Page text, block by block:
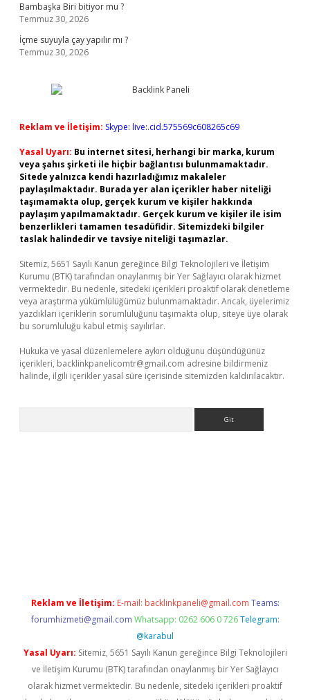
Bambaşka Biri bitiyor mu ?
Temmuz 30, 2026
İçme suyuyla çay yapılır mı ?
Temmuz 30, 2026
Reklam ve İletişim: Skype: live:.cid.575569c608265c69
Yasal Uyarı: Bu internet sitesi, herhangi bir marka, kurum
veya şahıs şirketi ile hiçbir bağlantısı bulunmamaktadır.
Sitede yalnızca kendi hazırladığımız makaleler
paylaşılmaktadır. Burada yer alan içerikler haber niteliği
taşımamakta olup, gerçek kurum ve kişiler hakkında
paylaşım yapılmamaktadır. Gerçek kurum ve kişiler ile isim
benzerlikleri tamamen tesadüfidir. Sitemizdeki bilgiler
taslak halindedir ve tavsiye niteliği taşımazlar.
Sitemiz, 5651 Sayılı Kanun gereğince Bilgi Teknolojileri ve İletişim
Kurumu (BTK) tarafından onaylanmış bir Yer Sağlayıcı olarak hizmet
vermektedir. Bu nedenle, sitedeki içerikleri proaktif olarak denetleme
veya araştırma yükümlülüğümüz bulunmamaktadır. Ancak, üyelerimiz
yazdıkları içeriklerin sorumluluğunu taşımakta olup, siteye üye olarak
bu sorumluluğu kabul etmiş sayılırlar.
Hukuka ve yasal düzenlemelere aykırı olduğunu düşündüğünüz
içerikleri, backlinkpanelicomtr@gmail.com adresine bildirmeniz
halinde, ilgili içerikler yasal süre içerisinde sitemizden kaldırılacaktır.
Reklam ve İletişim: E-mail: backlinkpaneli@gmail.com Teams:
forumhizmeti@gmail.com Whatsapp: 0262 606 0 726 Telegram:
@karabul
Yasal Uyarı: Sitemiz, 5651 Sayılı Kanun gereğince Bilgi Teknolojileri
ve İletişim Kurumu (BTK) tarafından onaylanmış bir Yer Sağlayıcı
olarak hizmet vermektedir. Bu nedenle, sitedeki içerikleri proaktif